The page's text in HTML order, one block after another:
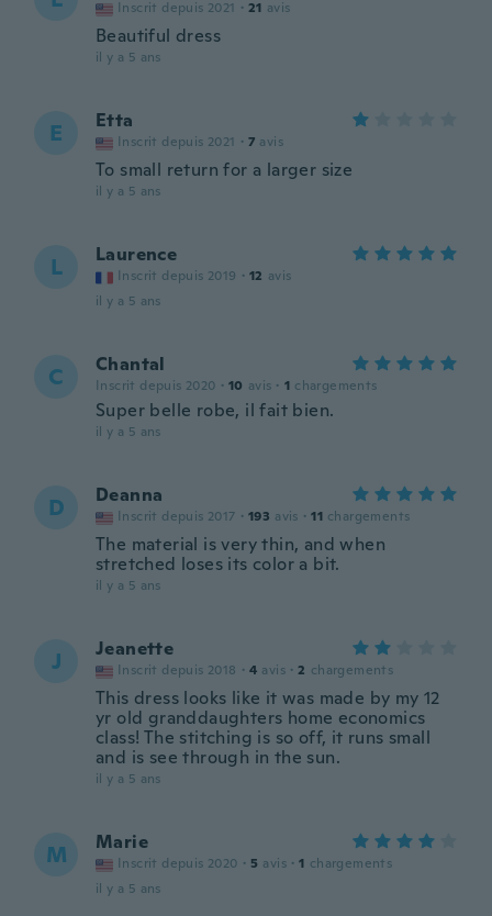
Inscrit depuis 2021 · 21 avis
Beautiful dress
il y a 5 ans
E Etta
Inscrit depuis 2021 · 7 avis
To small return for a larger size
il y a 5 ans
L Laurence
Inscrit depuis 2019 · 12 avis
il y a 5 ans
C Chantal
Inscrit depuis 2020 · 10 avis · 1 chargements
Super belle robe, il fait bien.
il y a 5 ans
D Deanna
Inscrit depuis 2017 · 193 avis · 11 chargements
The material is very thin, and when
stretched loses its color a bit.
il y a 5 ans
J Jeanette
Inscrit depuis 2018 · 4 avis · 2 chargements
This dress looks like it was made by my 12
yr old granddaughters home economics
class! The stitching is so off, it runs small
and is see through in the sun.
il y a 5 ans
M Marie
Inscrit depuis 2020 · 5 avis · 1 chargements
il y a 5 ans